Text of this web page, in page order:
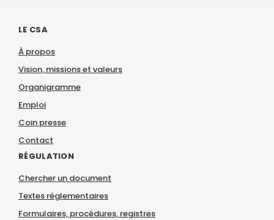
LE CSA
À propos
Vision, missions et valeurs
Organigramme
Emploi
Coin presse
Contact
RÉGULATION
Chercher un document
Textes réglementaires
Formulaires, procédures, registres